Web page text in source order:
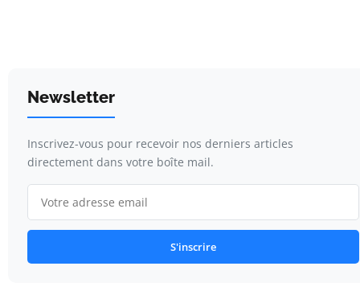
Newsletter
Inscrivez-vous pour recevoir nos derniers articles
directement dans votre boîte mail.
S'inscrire